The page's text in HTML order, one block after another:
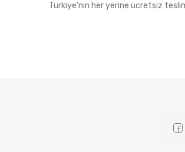
Türkiye'nin her yerine ücretsiz